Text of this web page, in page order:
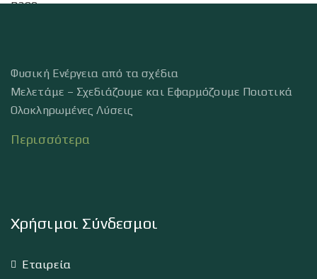
Φυσική Ενέργεια από τα σχέδια
Μελετάμε – Σχεδιάζουμε και Εφαρμόζουμε Ποιοτικά
Ολοκληρωμένες Λύσεις
Περισσότερα
Χρήσιμοι Σύνδεσμοι
Εταιρεία